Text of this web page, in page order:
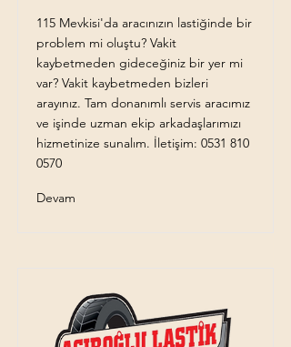
115 Mevkisi'da aracınızın lastiğinde bir
problem mi oluştu? Vakit
kaybetmeden gideceğiniz bir yer mi
var? Vakit kaybetmeden bizleri
arayınız. Tam donanımlı servis aracımız
ve işinde uzman ekip arkadaşlarımızı
hizmetinize sunalım. İletişim: 0531 810
0570
Devam